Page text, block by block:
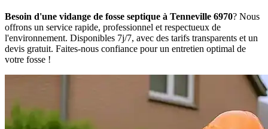
Besoin d'une vidange de fosse septique à Tenneville 6970? Nous
offrons un service rapide, professionnel et respectueux de
l'environnement. Disponibles 7j/7, avec des tarifs transparents et un
devis gratuit. Faites-nous confiance pour un entretien optimal de
votre fosse !